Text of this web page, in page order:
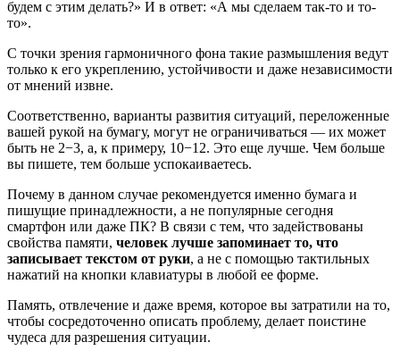
будем с этим делать?» И в ответ: «А мы сделаем так-то и то-
то».
С точки зрения гармоничного фона такие размышления ведут
только к его укреплению, устойчивости и даже независимости
от мнений извне.
Соответственно, варианты развития ситуаций, переложенные
вашей рукой на бумагу, могут не ограничиваться — их может
быть не 2−3, а, к примеру, 10−12. Это еще лучше. Чем больше
вы пишете, тем больше успокаиваетесь.
Почему в данном случае рекомендуется именно бумага и
пишущие принадлежности, а не популярные сегодня
смартфон или даже ПК? В связи с тем, что задействованы
свойства памяти, человек лучше запоминает то, что
записывает текстом от руки, а не с помощью тактильных
нажатий на кнопки клавиатуры в любой ее форме.
Память, отвлечение и даже время, которое вы затратили на то,
чтобы сосредоточенно описать проблему, делает поистине
чудеса для разрешения ситуации.